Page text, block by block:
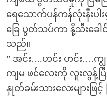
ရေသောက်ပန်ကန်လုံးနီးပ
ခြေ ပွတ်သပ်ကာ နို့သီးခေါ
သည်။
” အင်း….ဟင်း ဟင်း….က
ကျမ ဖင်လေးကို လူးလွန့်ပ
နှုတ်ခမ်းသားလေးများဖြ